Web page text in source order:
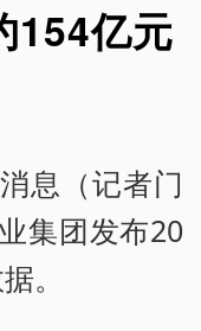
154亿元
息（记者门
集团发布20
。